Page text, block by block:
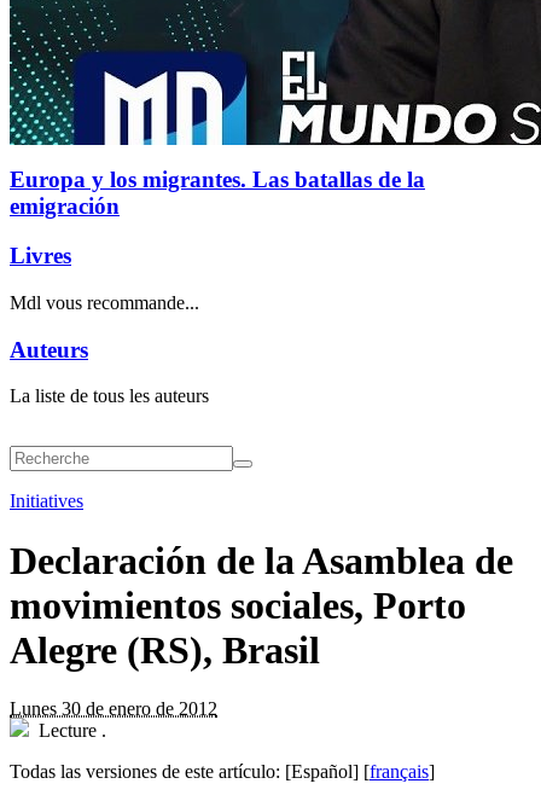
Europa y los migrantes. Las batallas de la
emigración
Livres
Mdl vous recommande...
Auteurs
La liste de tous les auteurs
Initiatives
Declaración de la Asamblea de
movimientos sociales, Porto
Alegre (RS), Brasil
Lunes 30 de enero de 2012
Lecture .
Todas las versiones de este artículo: [Español] [français]